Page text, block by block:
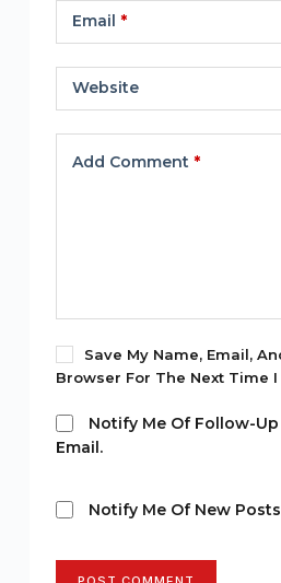
Email *
Website
Add Comment *
Save My Name, Email,
Browser For The Next Time
Notify Me Of Follow-
Email.
Notify Me Of New